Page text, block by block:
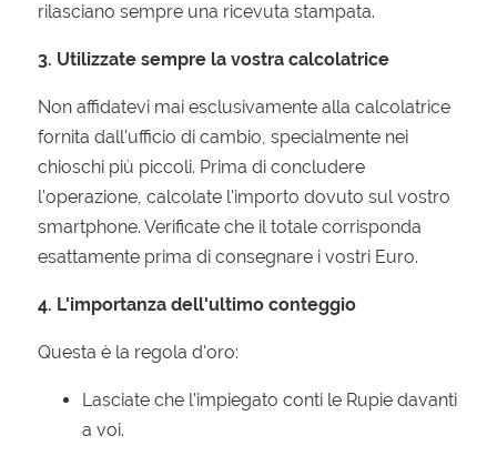
rilasciano sempre una ricevuta stampata.
3. Utilizzate sempre la vostra calcolatrice
Non affidatevi mai esclusivamente alla calcolatrice
fornita dall'ufficio di cambio, specialmente nei
chioschi più piccoli. Prima di concludere
l'operazione, calcolate l'importo dovuto sul vostro
smartphone. Verificate che il totale corrisponda
esattamente prima di consegnare i vostri Euro.
4. L'importanza dell'ultimo conteggio
Questa è la regola d'oro:
Lasciate che l'impiegato conti le Rupie davanti
a voi.